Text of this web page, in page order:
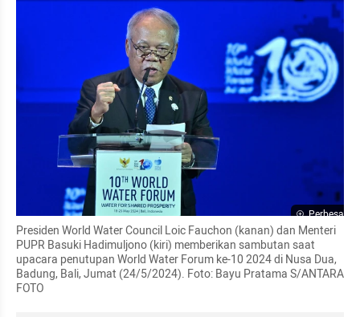
Perbesar
Presiden World Water Council Loic Fauchon (kanan) dan Menteri
PUPR Basuki Hadimuljono (kiri) memberikan sambutan saat
upacara penutupan World Water Forum ke-10 2024 di Nusa Dua,
Badung, Bali, Jumat (24/5/2024). Foto: Bayu Pratama S/ANTARA
FOTO